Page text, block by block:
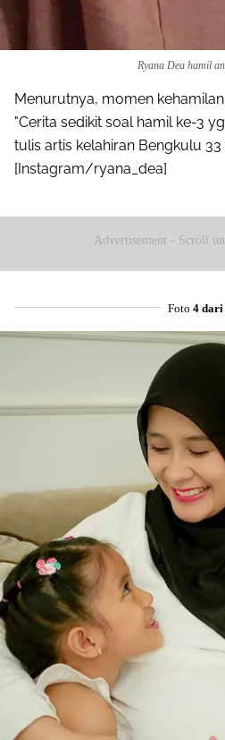
Ryana Dea hamil
Menurutnya, momen
"Cerita sedikit soal hamil ke-3
tulis artis kelahiran Bengkulu 33
[Instagram/ryana_dea]
Advertisement - Scroll
Foto 4 dari